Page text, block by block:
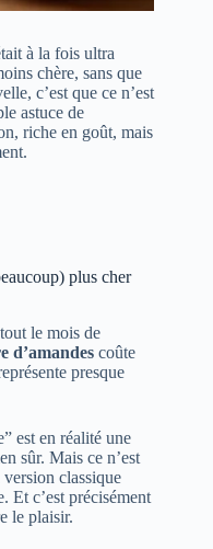
à la fois ultra
chère, sans que
c’est que ce n’est
astuce de
riche en goût, mais
plus cher
le mois de
d’amandes coûte
presque
est en réalité une
sûr. Mais ce n’est
classique
Et c’est précisément
le plaisir.